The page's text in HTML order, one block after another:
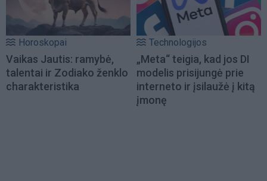
Horoskopai
Vaikas Jautis: ramybė,
talentai ir Zodiako ženklo
charakteristika
Technologijos
„Meta“ teigia, kad jos DI
modelis prisijungė prie
interneto ir įsilaužė į kitą
įmonę